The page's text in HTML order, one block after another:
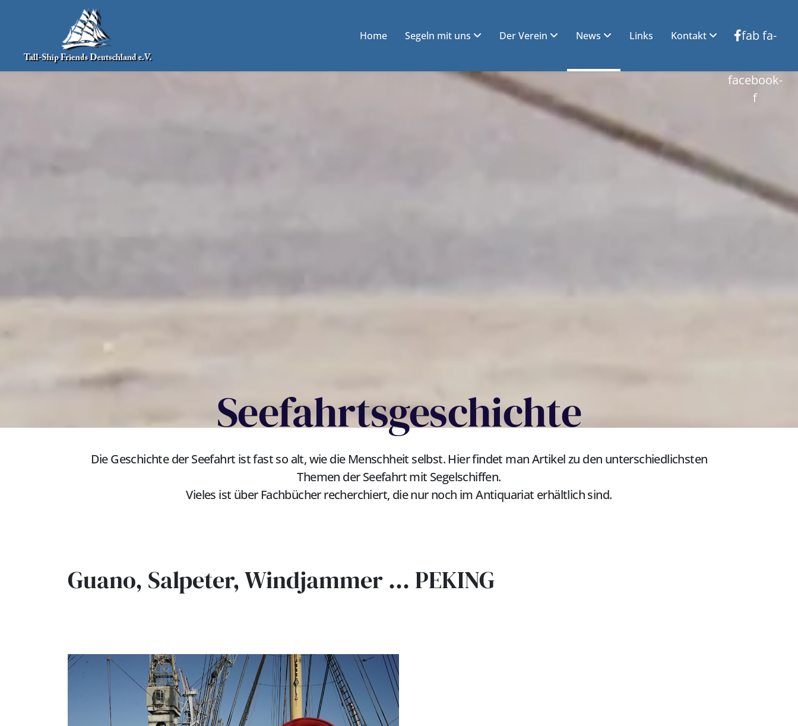
fab fa-
facebook-
f
Home Segeln mit uns Der Verein News Links Kontakt
Seefahrtsgeschichte
Die Geschichte der Seefahrt ist fast so alt, wie die Menschheit selbst. Hier findet man Artikel zu den unterschiedlichsten
Themen der Seefahrt mit Segelschiffen.
Vieles ist über Fachbücher recherchiert, die nur noch im Antiquariat erhältlich sind.
Guano, Salpeter, Windjammer ... PEKING